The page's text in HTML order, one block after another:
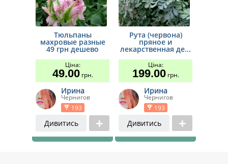
Тюльпаны
махровые разные
49 грн дешево
Ціна:
49.00грн.
Ирина
Чернигов
193
Дивитись
Рута (червона)
пряное и
лекарственная де...
Ціна:
199.00грн.
Ирина
Чернигов
193
Дивитись